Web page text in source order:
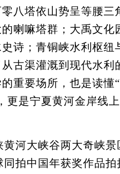
八塔依山势呈等腰三
喇嘛塔群；大禹文化
诗；青铜峡水利枢纽
古渠灌溉到现代水利
重要场所，也是读懂
更是宁夏黄河金岸线
大峡谷两大奇峡景
同拍中国年获奖作品